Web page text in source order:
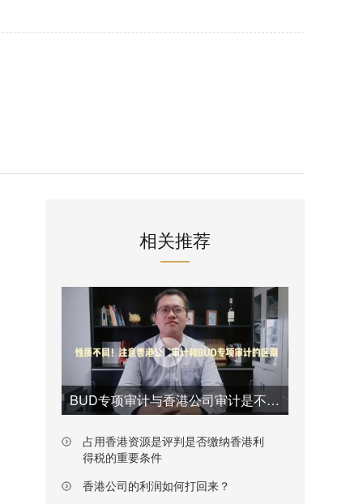
相关推荐
BUD专项审计与香港公司审计是不一样的
占用香港资源是评判是否缴纳香港利
得税的重要条件
香港公司的利润如何打回来？